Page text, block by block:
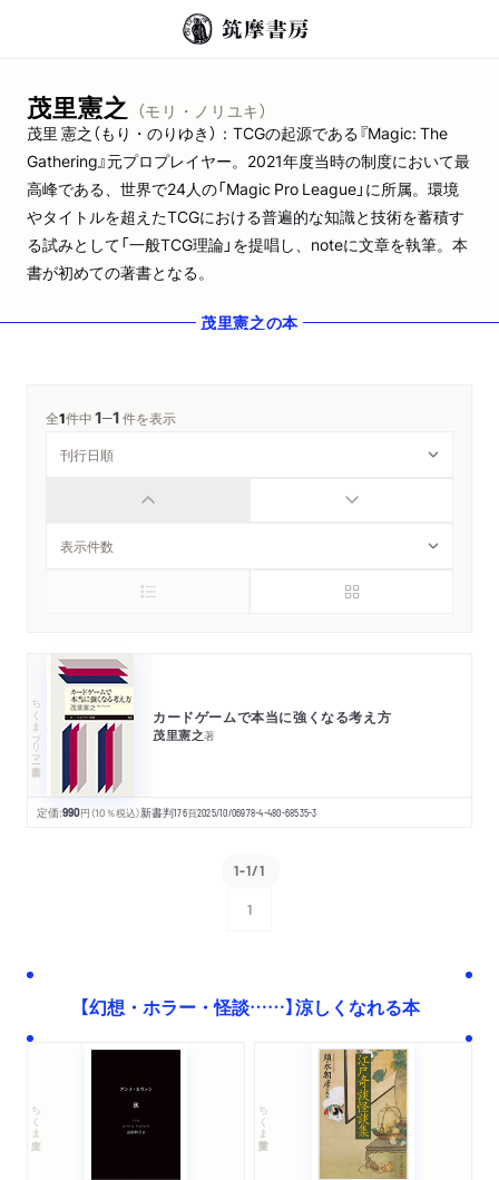
茂里憲之 （モリ・ノリユキ）
茂里 憲之（もり・のりゆき）：TCGの起源である『Magic: The
Gathering』元プロプレイヤー。2021年度当時の制度において最
高峰である、世界で24人の「Magic Pro League」に所属。環境
やタイトルを超えたTCGにおける普遍的な知識と技術を蓄積す
る試みとして「一般TCG理論」を提唱し、noteに文章を執筆。本
書が初めての著書となる。
茂里憲之の本
全1件中1─1件を表示
ちくまプリマー新書 カードゲームで本当に強くなる考え方
茂里憲之著
定価:990円 （10％税込）新書判176頁2025/10/06978-4-480-68535-3
1-1/1
1
【幻想・ホラー・怪談……】涼しくなれる本
ちくま文庫 ちくま学芸文庫